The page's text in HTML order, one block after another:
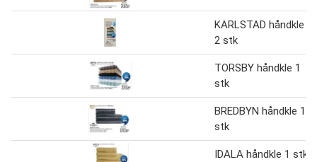
KARLSTAD håndkle
2 stk
TORSBY håndkle 1
stk
BREDBYN håndkle 1
stk
IDALA håndkle 1 stk